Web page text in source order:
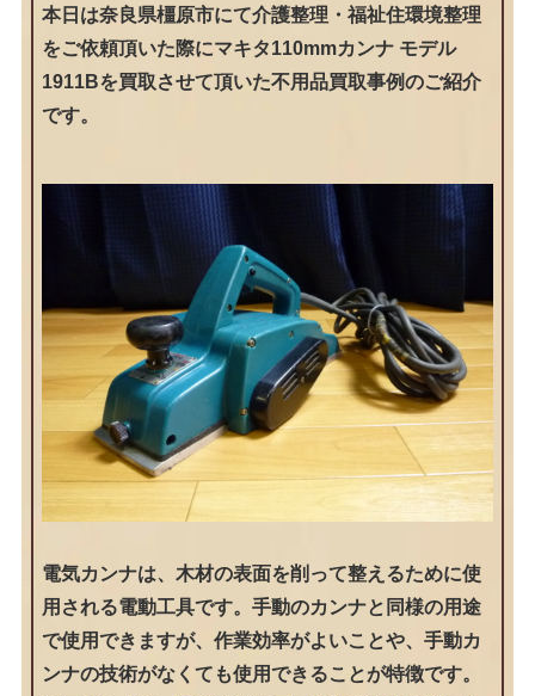
本日は奈良県橿原市にて介護整理・福祉住環境整理
をご依頼頂いた際にマキタ110mmカンナ モデル
1911Bを買取させて頂いた不用品買取事例のご紹介
です。
電気カンナは、木材の表面を削って整えるために使
用される電動工具です。手動のカンナと同様の用途
で使用できますが、作業効率がよいことや、手動カ
ンナの技術がなくても使用できることが特徴です。